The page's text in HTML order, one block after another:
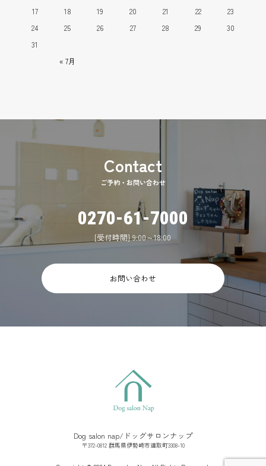
« 7月
17
18 19 20 21 22
23
24
25 26 27 28 29
30
31
ご予約・お問い合わせ
0270-61-7000
[受付時間] 9:00～18:00
お問い合わせ
Dog salon nap/ドッグサロンナップ
〒372-0812 群馬県伊勢崎市連取町3308-10